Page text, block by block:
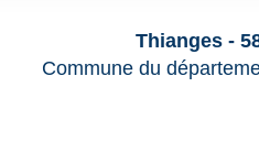
Thianges -
Commune du